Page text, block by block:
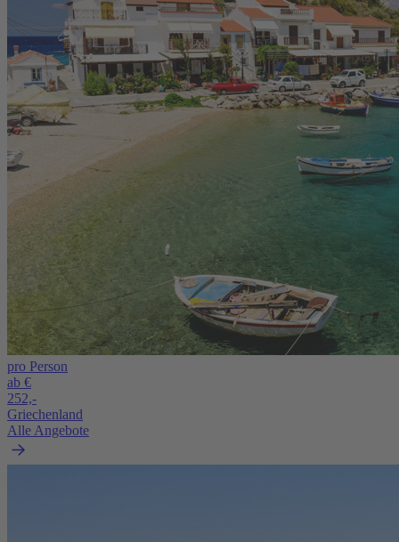
pro Person
ab €
252,-
Griechenland
Alle Angebote